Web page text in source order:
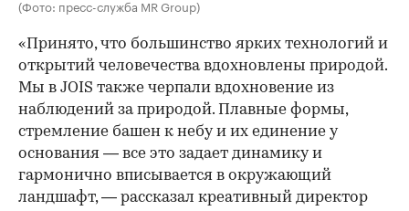
(Фото: пресс-служба MR Group)
«Принято, что большинство ярких технологий и
открытий человечества вдохновлены природой.
Мы в JOIS также черпали вдохновение из
наблюдений за природой. Плавные формы,
стремление башен к небу и их единение у
основания — все это задает динамику и
гармонично вписывается в окружающий
ландшафт, — рассказал креативный директор